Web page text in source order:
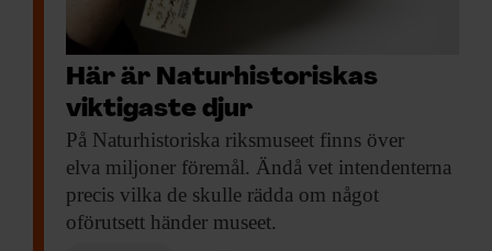
Här är Naturhistoriskas
viktigaste djur
På Naturhistoriska riksmuseet finns över
elva miljoner föremål. Ändå vet intendenterna
precis vilka de skulle rädda om något
oförutsett händer museet.